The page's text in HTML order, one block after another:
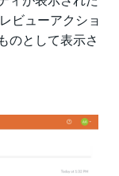
ビューアクショ
のとして表示さ